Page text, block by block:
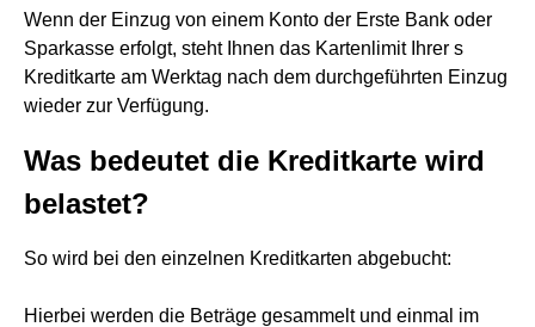
Wenn der Einzug von einem Konto der Erste Bank oder
Sparkasse erfolgt, steht Ihnen das Kartenlimit Ihrer s
Kreditkarte am Werktag nach dem durchgeführten Einzug
wieder zur Verfügung.
Was bedeutet die Kreditkarte wird
belastet?
So wird bei den einzelnen Kreditkarten abgebucht:
Hierbei werden die Beträge gesammelt und einmal im